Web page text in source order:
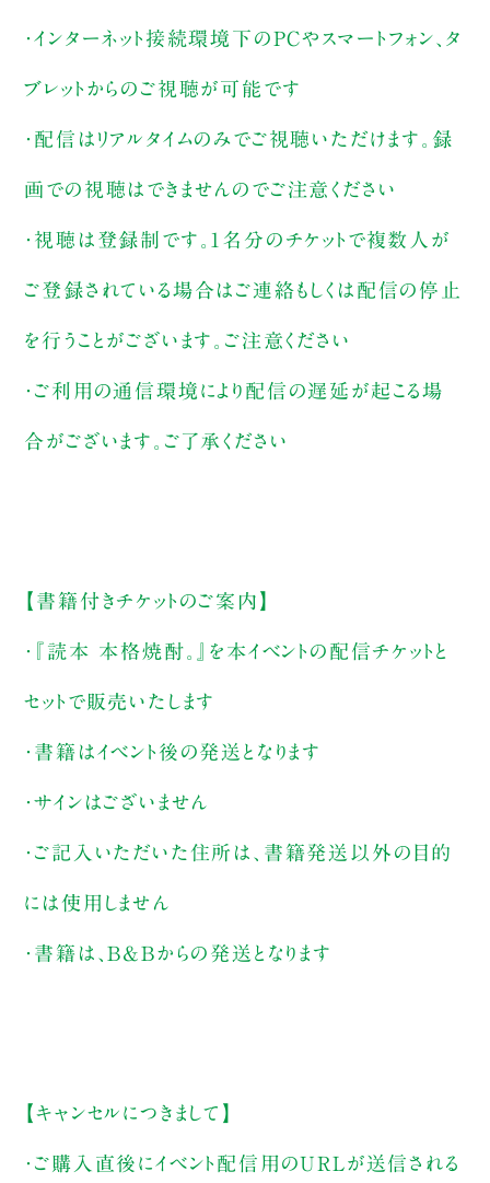
・インターネット接続環境下のPCやスマートフォン、タ
ブレットからのご視聴が可能です
・配信はリアルタイムのみでご視聴いただけます。録
画での視聴はできませんのでご注意ください
・視聴は登録制です。1名分のチケットで複数人が
ご登録されている場合はご連絡もしくは配信の停止
を行うことがございます。ご注意ください
・ご利用の通信環境により配信の遅延が起こる場
合がございます。ご了承ください
【書籍付きチケットのご案内】
・『読本 本格焼酎。』を本イベントの配信チケットと
セットで販売いたします
・書籍はイベント後の発送となります
・サインはございません
・ご記入いただいた住所は、書籍発送以外の目的
には使用しません
・書籍は、B&Bからの発送となります
【キャンセルにつきまして】
・ご購入直後にイベント配信用のURLが送信される